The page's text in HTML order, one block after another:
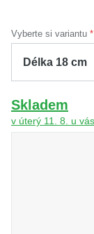
Vyberte si variantu
Skladem
v úterý 11. 8. u